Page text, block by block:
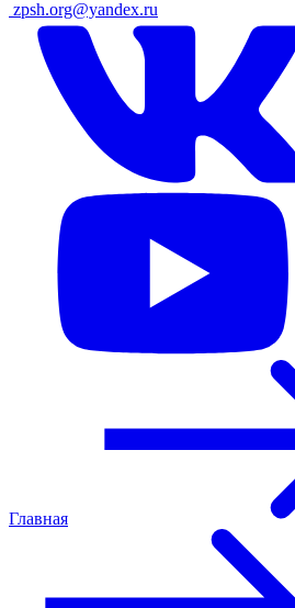
zpsh.org@yandex.ru
Главная